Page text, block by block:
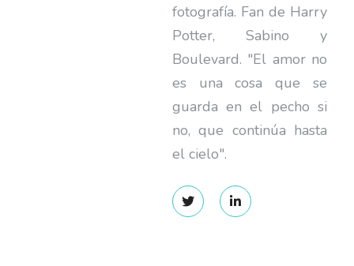
fotografía. Fan de Harry
Potter, Sabino y
Boulevard. "El amor no
es una cosa que se
guarda en el pecho si
no, que continúa hasta
el cielo".